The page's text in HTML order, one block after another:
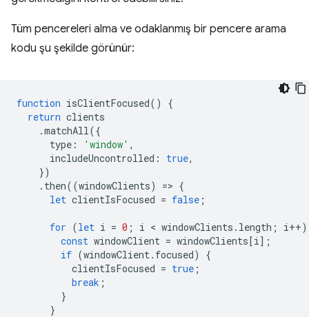
Tüm pencereleri alma ve odaklanmış bir pencere arama
kodu şu şekilde görünür:
function isClientFocused()
{
return clients
.matchAll({
type : 'window' ,
includeUncontrolled : true,
})
. then((windowClients) => {
let clientIsFocused = false ;
for (let i = 0 ; i < windowClients . length ; i++)
const windowClient = windowClients[i];
if (windowClient. focused)
{
clientIsFocused = true ;
break ;
}
}